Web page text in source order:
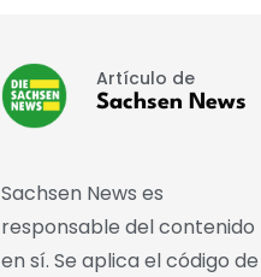
Artículo de
Sachsen News
Sachsen News es
responsable del contenido
en sí. Se aplica el código de